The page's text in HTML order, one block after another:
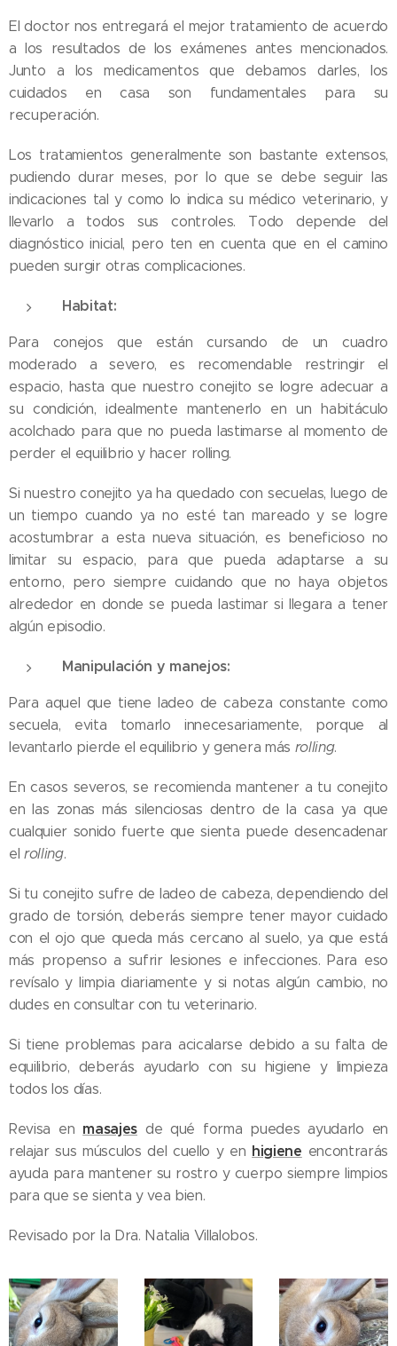
El doctor nos entregará el mejor tratamiento de acuerdo
a los resultados de los exámenes antes mencionados.
Junto a los medicamentos que debamos darles, los
cuidados en casa son fundamentales para su
recuperación.
Los tratamientos generalmente son bastante extensos,
pudiendo durar meses, por lo que se debe seguir las
indicaciones tal y como lo indica su médico veterinario, y
llevarlo a todos sus controles. Todo depende del
diagnóstico inicial, pero ten en cuenta que en el camino
pueden surgir otras complicaciones.
Habitat:
Para conejos que están cursando de un cuadro
moderado a severo, es recomendable restringir el
espacio, hasta que nuestro conejito se logre adecuar a
su condición, idealmente mantenerlo en un habitáculo
acolchado para que no pueda lastimarse al momento de
perder el equilibrio y hacer rolling.
Si nuestro conejito ya ha quedado con secuelas, luego de
un tiempo cuando ya no esté tan mareado y se logre
acostumbrar a esta nueva situación, es beneficioso no
limitar su espacio, para que pueda adaptarse a su
entorno, pero siempre cuidando que no haya objetos
alrededor en donde se pueda lastimar si llegara a tener
algún episodio.
Manipulación y manejos:
Para aquel que tiene ladeo de cabeza constante como
secuela, evita tomarlo innecesariamente, porque al
levantarlo pierde el equilibrio y genera más rolling.
En casos severos, se recomienda mantener a tu conejito
en las zonas más silenciosas dentro de la casa ya que
cualquier sonido fuerte que sienta puede desencadenar
elrolling.
Si tu conejito sufre de ladeo de cabeza, dependiendo del
grado de torsión, deberás siempre tener mayor cuidado
con el ojo que queda más cercano al suelo, ya que está
más propenso a sufrir lesiones e infecciones. Para eso
revísalo y limpia diariamente y si notas algún cambio, no
dudes en consultar con tu veterinario.
Si tiene problemas para acicalarse debido a su falta de
equilibrio, deberás ayudarlo con su higiene y limpieza
todos los días.
Revisa en masajesde qué forma puedes ayudarlo en
relajar sus músculos del cuello y en higiene encontrarás
ayuda para mantener su rostro y cuerpo siempre limpios
para que se sienta y vea bien.
Revisado por la Dra. Natalia Villalobos.